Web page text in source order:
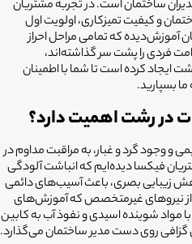
ساختمان است.در تجربه مشتریان
و کیفیت تمیزکاری، اولویت اول
آموزش‌دیده که تمامی مراحل احراز
فردی را پشت سر گذاشته‌اند،
ایجاد کرده است تا شما با اطمینان
بسپارید.
در رشت اهمیت دارد؟
و وجود گرد و غبار، به مراقبت مداوم در
فیکسا دیده‌ایم که انباشت آلودگی
زیبایی بصری، باعث آسیب‌های دائمی
نیروهای غیرمتخصص که آموزش‌های
مواد شوینده اسیدی و نفوذ آب به کابین
گزافی روی دست مدیر ساختمان می‌گذارد.